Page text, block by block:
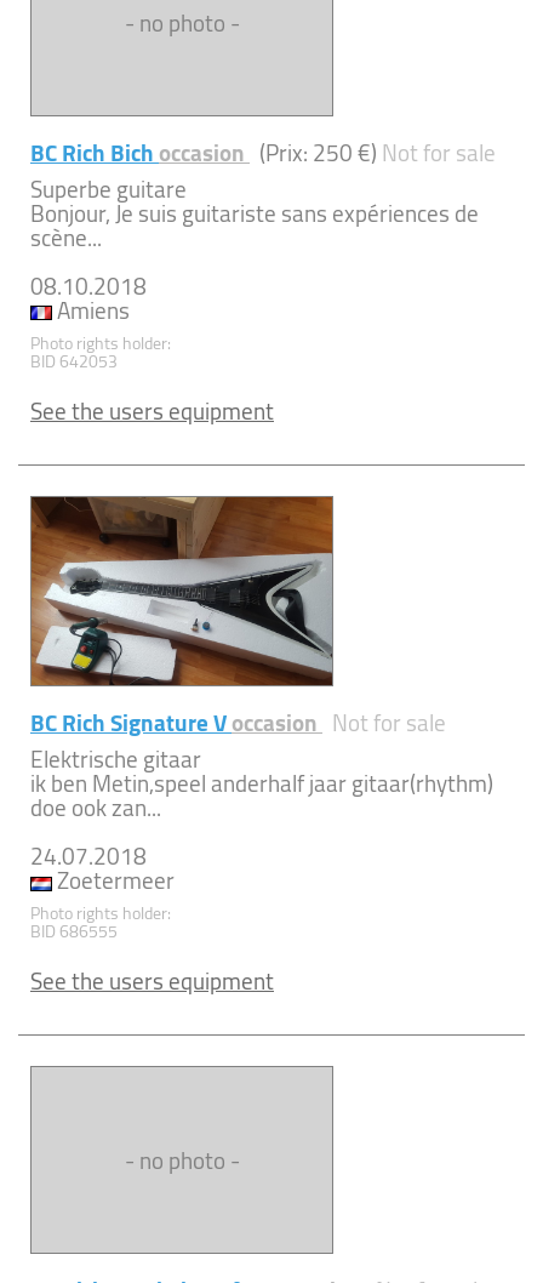
- no photo -
BC Rich Bichoccasion (Prix: 250 €)Not for sale
Superbe guitare
Bonjour, Je suis guitariste sans expériences de
scène...
08.10.2018
Amiens
Photo rights holder:
BID 642053
See the users equipment
BC Rich Signature Voccasion Not for sale
Elektrische gitaar
ik ben Metin,speel anderhalf jaar gitaar(rhythm)
doe ook zan...
24.07.2018
Zoetermeer
Photo rights holder:
BID 686555
See the users equipment
- no photo -